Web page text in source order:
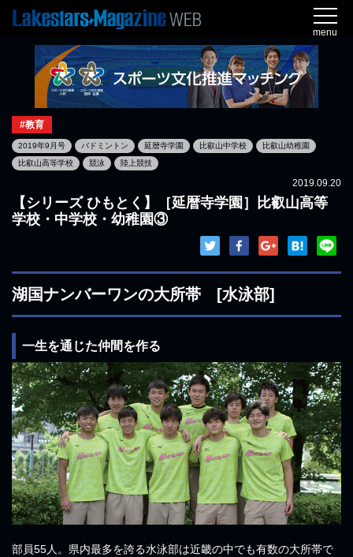
menu
#教育
2019年9月号 バドミントン 延暦寺学園 比叡山中学校
比叡山幼稚園
比叡山高等学校
競泳 陸上競技
2019.09.20
【シリーズ ひもとく】［延暦寺学園］比叡山高等
学校・中学校・幼稚園③
湖国ナンバーワンの大所帯 [水泳部]
一生を通じた仲間を作る
部員55人。県内最多を誇る水泳部は近畿の中でも有数の大所帯で